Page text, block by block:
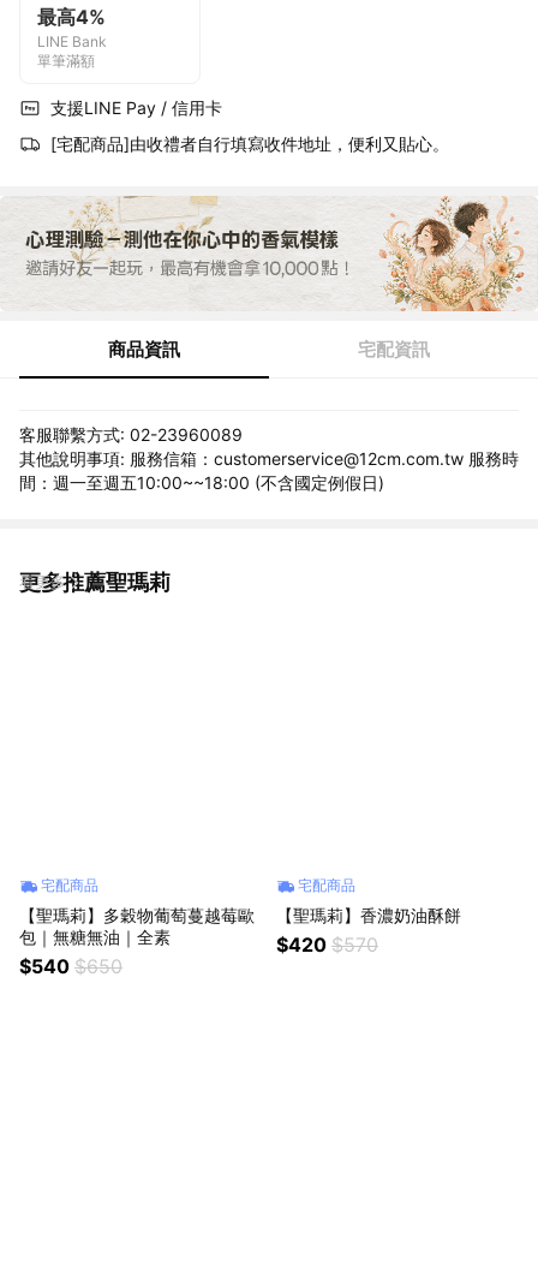
最高4%
LINE Bank
單筆滿額
支援LINE Pay / 信用卡
[宅配商品]由收禮者自行填寫收件地址，便利又貼心。
商品資訊 宅配資訊
客服聯繫方式: 02-23960089
其他說明事項: 服務信箱：customerservice@12cm.com.tw 服務時
間：週一至週五10:00~~18:00 (不含國定例假日)
更多推薦聖瑪莉
看更多
宅配商品
【聖瑪莉】多穀物葡萄蔓越莓歐
包｜無糖無油｜全素
$540 $650
宅配商品
【聖瑪莉】香濃奶油酥餅
$420 $570